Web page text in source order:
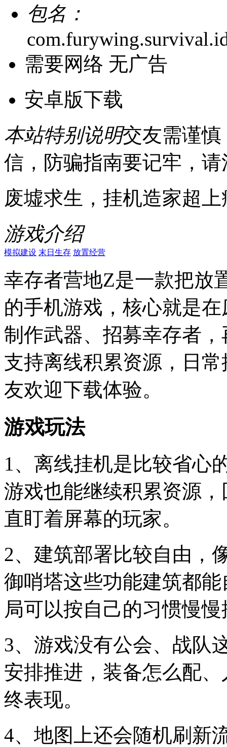
包名：
需要网络 无广告
安卓版下载
本站特别说明交友需谨
信，防骗指南要记牢，
废墟求生，挂机造家超上
游戏介绍
模拟建设 末日生存 放置经营
幸存者营地Z是一款把放
的手机游戏，核心就是
制作武器、招募幸存者
支持离线积累资源，日
友欢迎下载体验。
游戏玩法
1、离线挂机是比较省心
游戏也能继续积累资源
直盯着屏幕的玩家。
2、建筑部署比较自由，
御哨塔这些功能建筑都
局可以按自己的习惯慢慢
3、游戏没有公会、战队
安排推进，装备怎么配
终表现。
4、地图上还会随机刷新